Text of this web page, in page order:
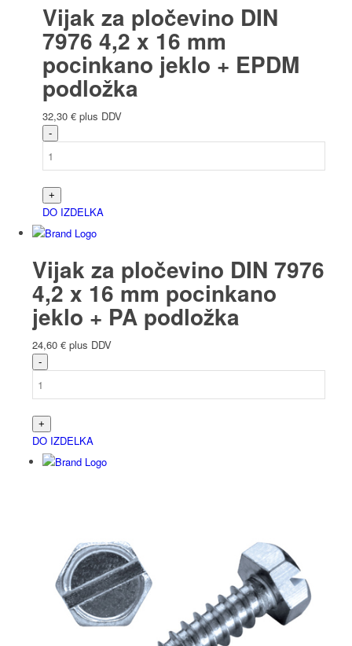
Vijak za pločevino DIN
7976 4,2 x 16 mm
pocinkano jeklo + EPDM
podložka
32,30 € plus DDV
DO IZDELKA
Vijak za pločevino DIN 7976
4,2 x 16 mm pocinkano
jeklo + PA podložka
24,60 € plus DDV
DO IZDELKA